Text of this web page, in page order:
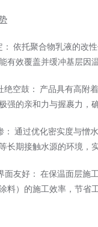
： 依托聚合物乳液的改
有效覆盖并缓冲基层因
绝空鼓 ： 产品具有高附
强的亲和力与握裹力，
： 通过优化密实度与憎
长期接触水源的环境，
面友好 ： 在保温面层施
料）的施工效率，节省